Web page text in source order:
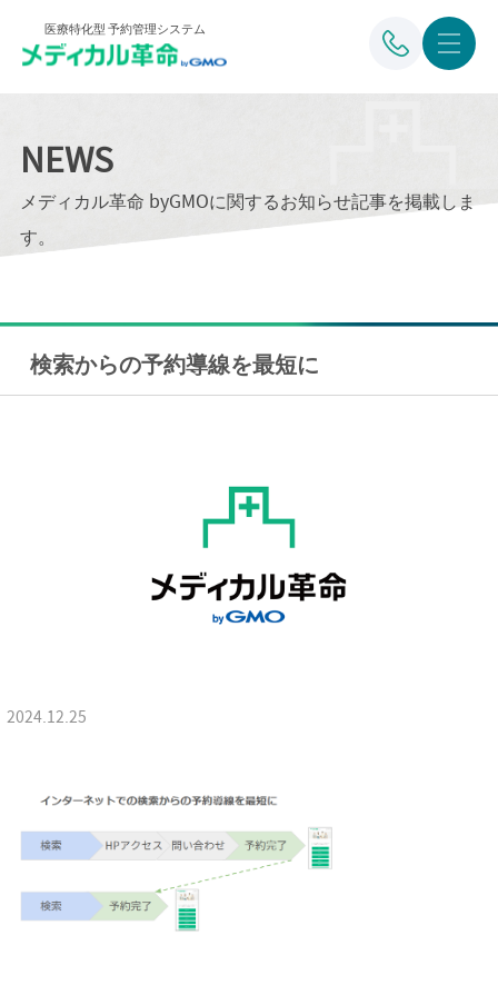
医療特化型 予約管理システム
NEWS
メディカル革命 byGMOに関するお知らせ記事を掲載しま
す。
検索からの予約導線を最短に
2024.12.25